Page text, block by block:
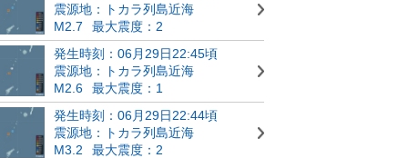
震源地：トカラ列島近海
M2.7
最大震度：2
発生時刻：06月29日22:45頃
震源地：トカラ列島近海
M2.6
最大震度：1
発生時刻：06月29日22:44頃
震源地：トカラ列島近海
M3.2
最大震度：2